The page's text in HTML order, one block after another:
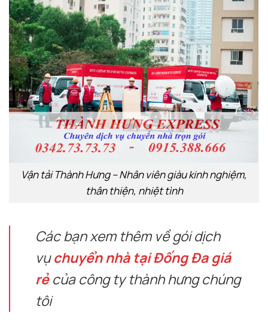
Vận tải Thành Hưng – Nhân viên giàu kinh nghiệm,
thân thiện, nhiệt tình
Các bạn xem thêm về gói dịch
vụchuyển nhà tại Đống Đa giá
rẻcủa công ty thành hưng chúng
tôi